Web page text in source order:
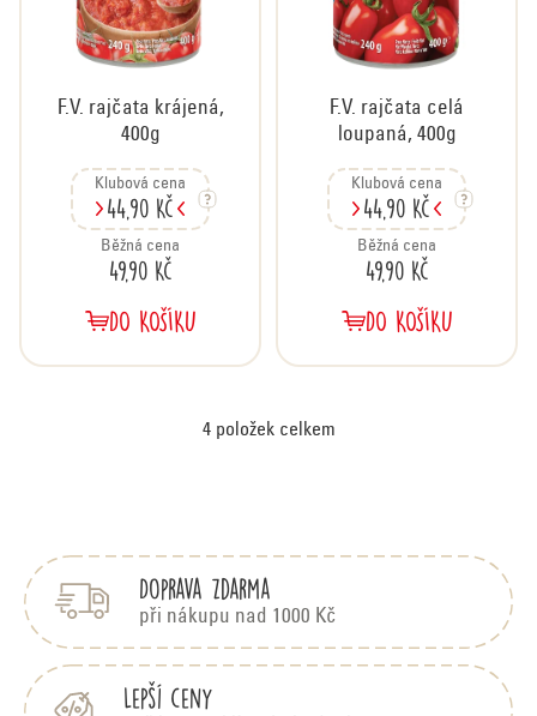
F.V. rajčata krájená,
400g
Klubová cena
44,90 Kč
Běžná cena
49,90 Kč
DO KOŠÍKU
F.V. rajčata celá
loupaná, 400g
Klubová cena
44,90 Kč
Běžná cena
49,90 Kč
DO KOŠÍKU
O
á
d
a
4položek celkem
Doprava zdarma
při nákupu nad 1000 Kč
Lepší ceny